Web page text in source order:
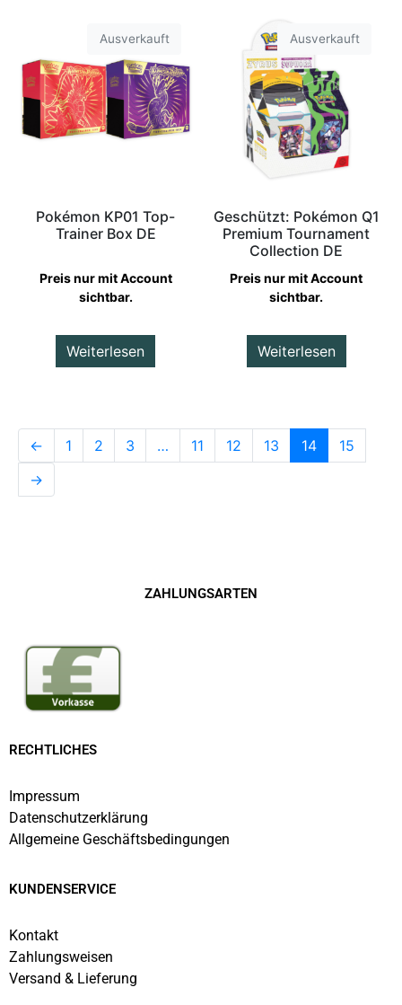
Ausverkauft
Pokémon KP01 Top-
Trainer Box DE
Preis nur mit Account
sichtbar.
Weiterlesen
Ausverkauft
Geschützt: Pokémon Q1
Premium Tournament
Collection DE
Preis nur mit Account
sichtbar.
Weiterlesen
← 1 2 3 … 11 12 13 14
15
→
ZAHLUNGSARTEN
RECHTLICHES
Impressum
Datenschutzerklärung
Allgemeine Geschäftsbedingungen
KUNDENSERVICE
Kontakt
Zahlungsweisen
Versand & Lieferung